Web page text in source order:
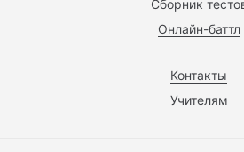
Сборник
Онлайн-баттл
Контакты
Учителям